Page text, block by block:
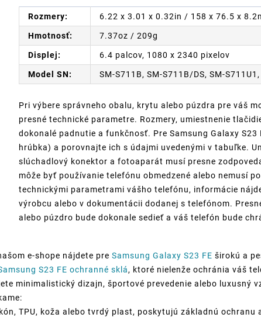
Rozmery: 6.22 x 3.01 x 0.32in / 158 x 76.5 x
Hmotnosť: 7.37oz / 209g
Displej: 6.4 palcov, 1080 x 2340 pixelov
Model SN: SM-S711B, SM-S711B/DS, SM-
Pri výbere správneho obalu, krytu alebo púzdra pre váš
presné technické parametre. Rozmery, umiestnenie
dokonalé padnutie a funkčnosť. Pre Samsung Galaxy
hrúbka) a porovnajte ich s údajmi uvedenými v tabuľke.
slúchadlový konektor a fotoaparát musí presne
môže byť používanie telefónu obmedzené alebo nemusí
technickými parametrami vášho telefónu, informácie
výrobcu alebo v dokumentácii dodanej s telefónom.
alebo púzdro bude dokonale sedieť a váš telefón bude
e-shope nájdete pre Samsung Galaxy S23 FE širokú a
S23 FE ochranné sklá, ktoré nielenže ochránia váš
minimalistický dizajn, športové prevedenie alebo luxusný
TPU, koža alebo tvrdý plast, poskytujú základnú ochranu